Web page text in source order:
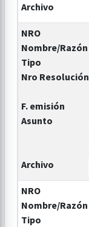
Archivo
NRO
Nombre/Razón
Tipo
Nro Resolución
F. emisión
Asunto
Archivo
NRO
Nombre/Razón
Tipo